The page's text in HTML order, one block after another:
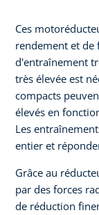
Ces
rendement et de
d'entraînement
très élevée est
compacts
élevés en
Les
entier et
Grâce au
par des forces
de réduction